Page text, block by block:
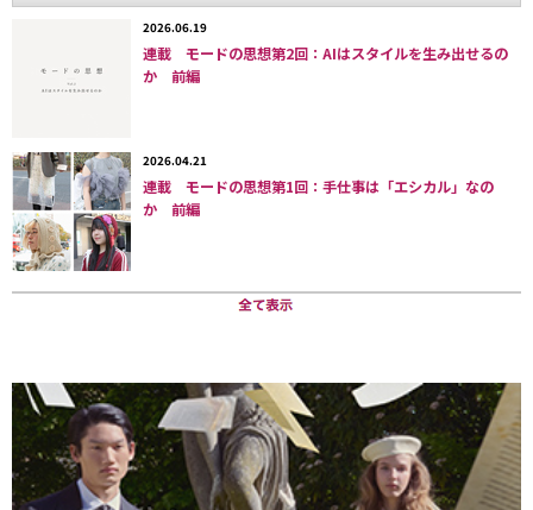
がインドの伝統美の商品化によって正当化されていると
いう実情があるわけだ。
グリオラは、現代の「意識高い系」ファッションブラン
ドがInstagram広告でグローバルサウス出身の女性手工
芸労働者をいかに描いているかを分析した（Costagliola
2023）。約300点の投稿画像を調べ、フェアトレードを
掲げる西洋のブランドが貧しい地域の女性たちを「発展
メントを謳いながら、そのビジュアルイメージは宣伝の
ための商品に変えられている。
ここから見えてくるのは、ファッション業界において、
2026.06.19
連載 モードの思想第2回：AIはスタイルを生み出せるの
か 前編
2026.04.21
連載 モードの思想第1回：手仕事は「エシカル」なの
か 前編